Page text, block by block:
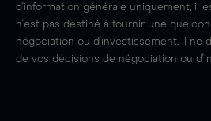
d'information générale uniquement, il
n'est pas destiné à fournir une
négociation ou d'investissement. Il ne
de vos décisions de négociation ou